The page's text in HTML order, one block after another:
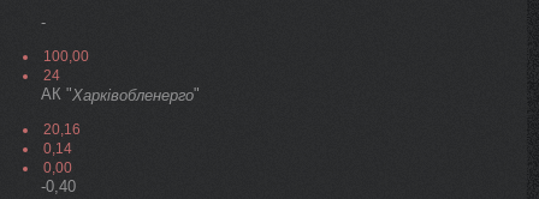
-
100,00
24
АК "Харківобленерго"
20,16
0,14
0,00
-0,40